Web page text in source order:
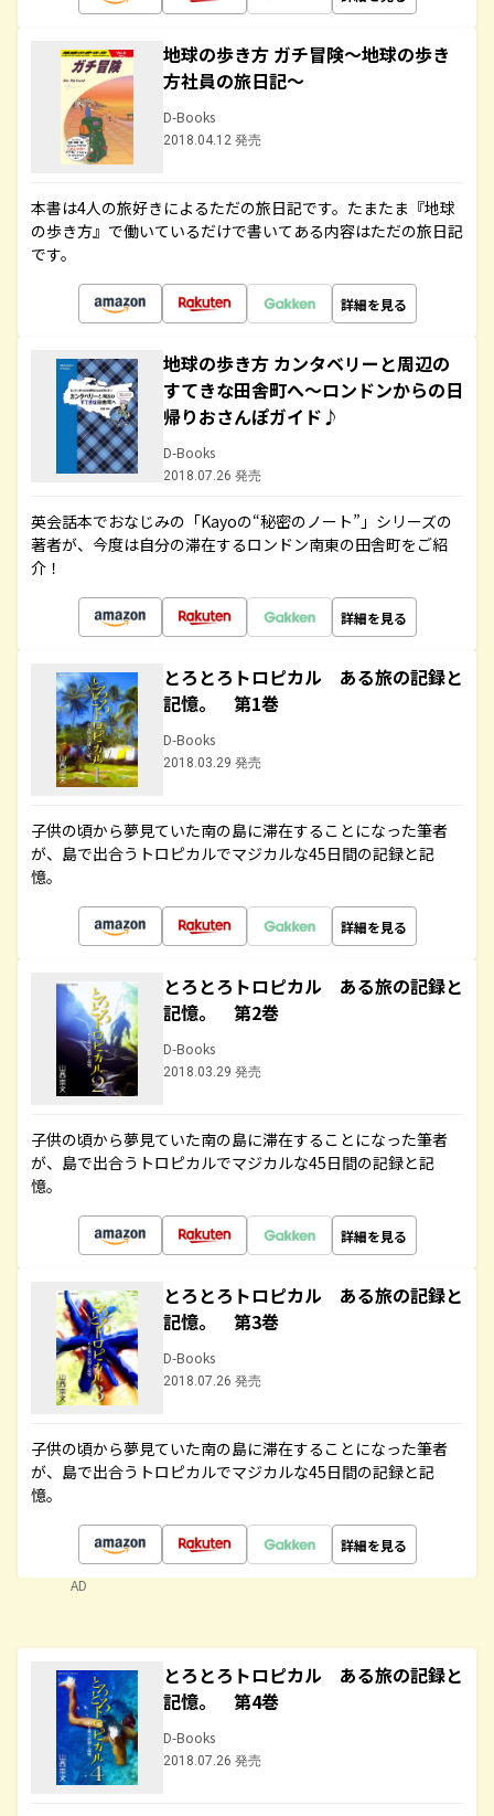
地球の歩き方 ガチ冒険～地球の歩き
方社員の旅日記～
D-Books
2018.04.12 発売
本書は4人の旅好きによるただの旅日記です。たまたま『地球
の歩き方』で働いているだけで書いてある内容はただの旅日記
です。
詳細を見る
地球の歩き方 カンタベリーと周辺の
すてきな田舎町へ～ロンドンからの日
帰りおさんぽガイド♪
D-Books
2018.07.26 発売
英会話本でおなじみの「Kayoの“秘密のノート”」シリーズの
著者が、今度は自分の滞在するロンドン南東の田舎町をご紹
介！
詳細を見る
とろとろトロピカル ある旅の記録と
記憶。 第1巻
D-Books
2018.03.29 発売
子供の頃から夢見ていた南の島に滞在することになった筆者
が、島で出合うトロピカルでマジカルな45日間の記録と記
憶。
詳細を見る
とろとろトロピカル ある旅の記録と
記憶。 第2巻
D-Books
2018.03.29 発売
子供の頃から夢見ていた南の島に滞在することになった筆者
が、島で出合うトロピカルでマジカルな45日間の記録と記
憶。
詳細を見る
とろとろトロピカル ある旅の記録と
記憶。 第3巻
D-Books
2018.07.26 発売
子供の頃から夢見ていた南の島に滞在することになった筆者
が、島で出合うトロピカルでマジカルな45日間の記録と記
憶。
詳細を見る
AD
とろとろトロピカル ある旅の記録と
記憶。 第4巻
D-Books
2018.07.26 発売